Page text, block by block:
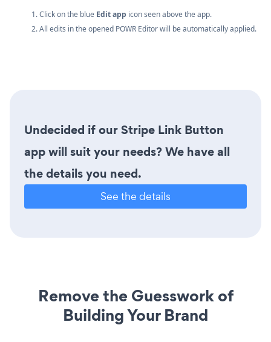
1. Click on the blue Edit app icon seen above the app.
2. All edits in the opened POWR Editor will be automatically applied.
Undecided if our Stripe Link Button
app will suit your needs? We have all
the details you need.
See the details
Remove the Guesswork of
Building Your Brand